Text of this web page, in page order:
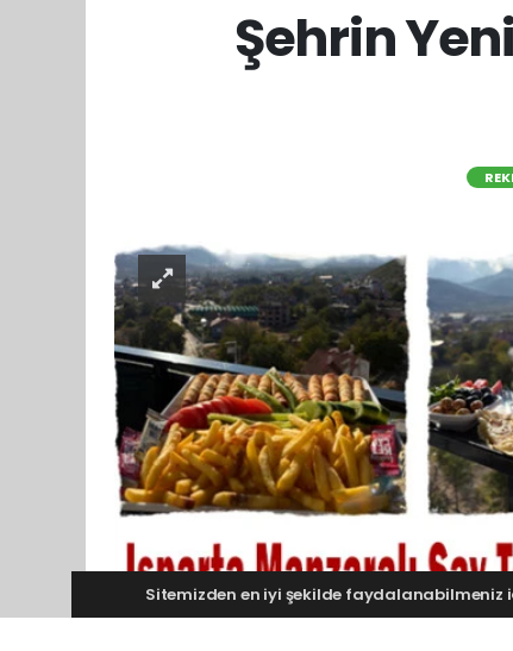
Şehrin
Sitemizden en iyi şekilde faydalanabilmeniz